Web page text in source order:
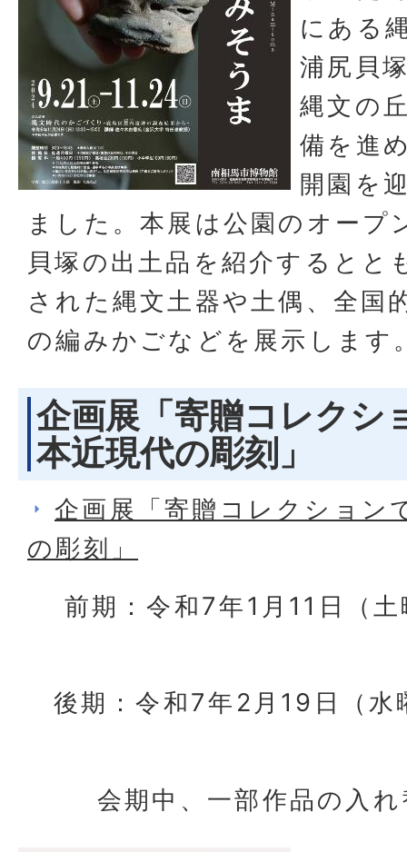
にある
浦尻貝
縄文の
備を進
開園を
ました。本展は公園のオープ
貝塚の出土品を紹介するとと
された縄文土器や土偶、全国
の編みかごなどを展示します
企画展「寄贈コレクシ
本近現代の彫刻」
企画展「寄贈コレクション
の彫刻」
前期：令和7年1月11日（
後期：令和7年2月19日（
会期中、一部作品の入